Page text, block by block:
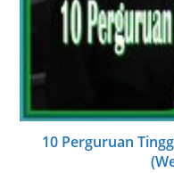
10 Perguruan